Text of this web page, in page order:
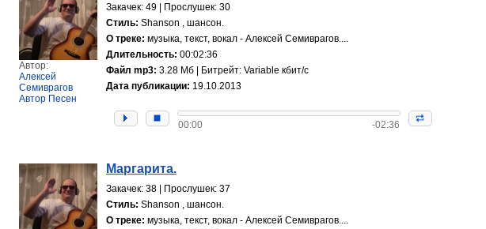
Автор:
Алексей
Семиврагов
Автор Песен
Закачек: 49 | Прослушек: 30
Стиль: Shanson , шансон.
О треке: музыка, текст, вокал - Алексей Семиврагов....
Длительность: 00:02:36
Файл mp3: 3.28 Мб | Битрейт: Variable кбит/с
Дата публикации: 19.10.2013
00:00 -02:36
Маргарита.
Закачек: 38 | Прослушек: 37
Стиль: Shanson , шансон.
О треке: музыка, текст, вокал - Алексей Семиврагов....